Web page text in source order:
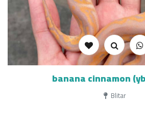
banana cinnamon
Blitar